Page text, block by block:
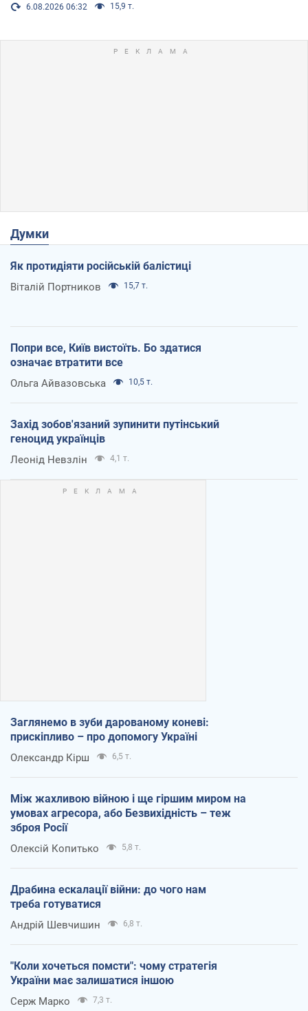
6.08.2026 06:32 15,9 т.
Думки
Як протидіяти російській балістиці
Віталій Портников 15,7 т.
Попри все, Київ вистоїть. Бо здатися
означає втратити все
Ольга Айвазовська 10,5 т.
Захід зобов'язаний зупинити путінський
геноцид українців
Леонід Невзлін 4,1 т.
Заглянемо в зуби дарованому коневі:
прискіпливо – про допомогу Україні
Олександр Кірш 6,5 т.
Між жахливою війною і ще гіршим миром на
умовах агресора, або Безвихідність – теж
зброя Росії
Олексій Копитько 5,8 т.
Драбина ескалації війни: до чого нам
треба готуватися
Андрій Шевчишин 6,8 т.
"Коли хочеться помсти": чому стратегія
України має залишатися іншою
Серж Марко 7,3 т.